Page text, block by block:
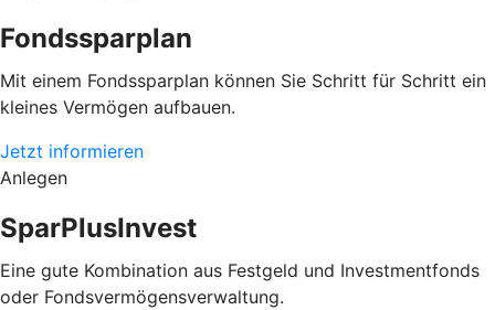
Fondssparplan
Mit einem Fondssparplan können Sie Schritt für Schritt ein
kleines Vermögen aufbauen.
Jetzt informieren
Anlegen
SparPlusInvest
Eine gute Kombination aus Festgeld und Investmentfonds
oder Fondsvermögensverwaltung.